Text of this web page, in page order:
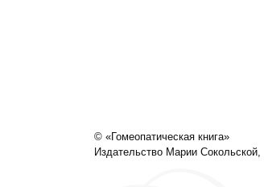
© «Гомеопатическая книга»
Издательство Марии Сокольской,